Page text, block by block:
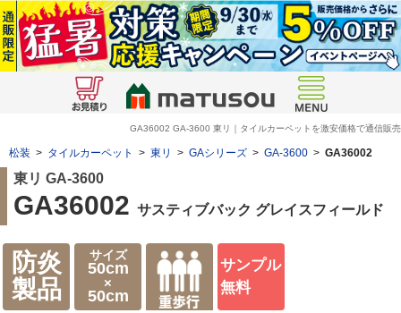
GA36002 GA-3600 東リ｜タイルカーペットを激安価格で通信販売
松装 > タイルカーペット > 東リ > GAシリーズ > GA-3600 > GA36002
東リ GA-3600
GA36002 サスティブバック グレイスフィールド
防炎
製品
サイズ
50cm
×
50cm
サンプル
無料